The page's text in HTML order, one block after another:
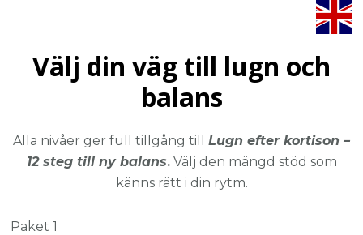
Välj din väg till lugn och
balans
Alla nivåer ger full tillgång till Lugn efter kortison –
12 steg till ny balans.Välj den mängd stöd som
känns rätt i din rytm.
Paket 1